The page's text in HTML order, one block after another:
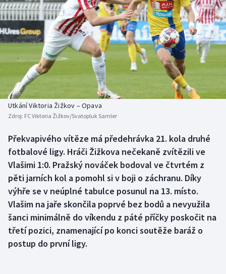
DALŠÍ SPORTY
Americký fotbal
Baseball a softbal
Basketbal
Biatlon
Box
Curling
Dostihy
Florbal
Futsal
NEPŘEHLÉDNĚTE
Soutěže
Historické návraty
Aplikace ČT sport
Utkání Viktoria Žižkov – Opava
Zdroj: FC Viktoria Žižkov/Svatopluk Samler
Překvapivého vítěze má předehrávka 21. kola druhé
fotbalové ligy. Hráči Žižkova nečekaně zvítězili ve
Vlašimi 1:0. Pražský nováček bodoval ve čtvrtém z
pěti jarních kol a pomohl si v boji o záchranu. Díky
výhře se v neúplné tabulce posunul na 13. místo.
Vlašim na jaře skončila poprvé bez bodů a nevyužila
šanci minimálně do víkendu z páté příčky poskočit na
třetí pozici, znamenající po konci soutěže baráž o
postup do první ligy.